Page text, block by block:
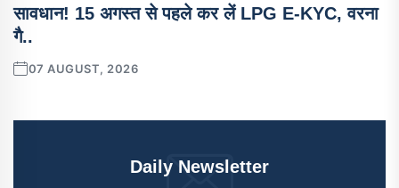
सावधान! 15 अगस्त से पहले कर लें LPG E-KYC, वरना
गै..
07 AUGUST, 2026
Daily Newsletter